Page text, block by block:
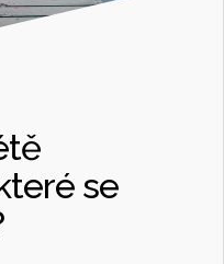
se